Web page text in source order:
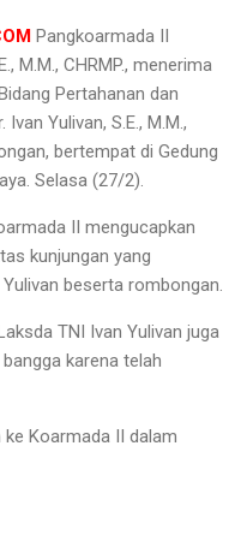
Pangkoarmada II
M.M., CHRMP., menerima
Pertahanan dan
Yulivan, S.E., M.M.,
bertempat di Gedung
Selasa (27/2).
II mengucapkan
kunjungan yang
beserta rombongan.
TNI Ivan Yulivan juga
karena telah
ke Koarmada II dalam